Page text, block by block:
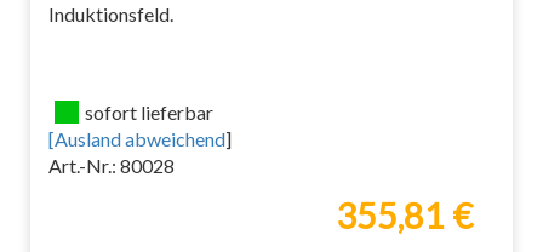
Induktionsfeld.
sofort lieferbar
[Ausland abweichend]
Art.-Nr.: 80028
355,81 €